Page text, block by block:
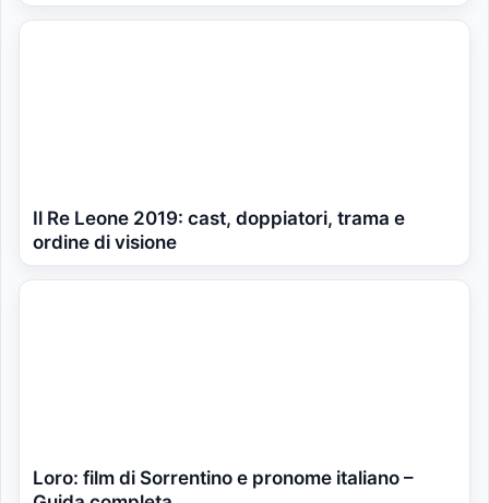
Il Re Leone 2019: cast, doppiatori, trama e
ordine di visione
Loro: film di Sorrentino e pronome italiano –